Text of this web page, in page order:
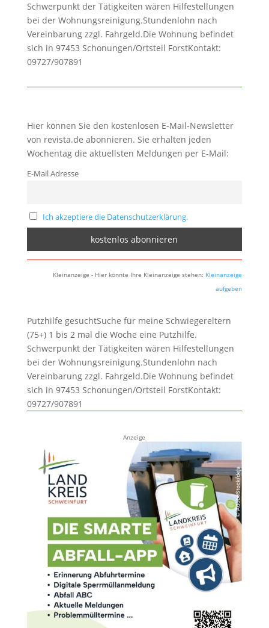
Schwerpunkt der Tätigkeiten wären Hilfestellungen
bei der Wohnungsreinigung.Stundenlohn nach
Vereinbarung zzgl. Fahrgeld.Die Wohnung befindet
sich in 97453 Schonungen/Ortsteil ForstKontakt:
09727/907891
Hier können Sie den kostenlosen E-Mail-Newsletter
von revista.de abonnieren. Sie erhalten jeden
Wochentag die aktuellsten Meldungen per E-Mail:
E-Mail Adresse
Ich akzeptiere die Datenschutzerklärung.
Kleinanzeige - Hier könnte Ihre Kleinanzeige stehen: Kleinanzeige
aufgeben
Putzhilfe gesuchtSuche für meine Schwiegereltern
(75+) 1 bis 2 mal die Woche eine Putzhilfe.
Schwerpunkt der Tätigkeiten wären Hilfestellungen
bei der Wohnungsreinigung.Stundenlohn nach
Vereinbarung zzgl. Fahrgeld.Die Wohnung befindet
sich in 97453 Schonungen/Ortsteil ForstKontakt:
09727/907891
Anzeige